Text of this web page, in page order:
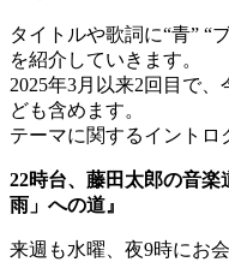
タイトルや歌詞に“青” “
を紹介していきます。
2025年3月以来2回目で
ども含めます。
テーマに関するイントロ
22時台、藤田太郎の音
雨」への道』
来週も水曜、夜9時にお